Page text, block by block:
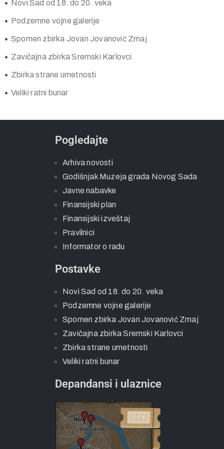
Novi Sad od 18. do 20. veka
Podzemne vojne galerije
Spomen zbirka Jovan Jovanović Zmaj
Zavičajna zbirka Sremski Karlovci
Zbirka strane umetnosti
Veliki ratni bunar
Pogledajte
Arhiva novosti
Godišnjak Muzeja grada Novog Sada
Javne nabavke
Finansijski plan
Finansijski izveštaj
Pravilnici
Informator o radu
Postavke
Novi Sad od 18. do 20. veka
Podzemne vojne galerije
Spomen zbirka Jovan Jovanović Zmaj
Zavičajna zbirka Sremski Karlovci
Zbirka strane umetnosti
Veliki ratni bunar
Depandansi i ulaznice